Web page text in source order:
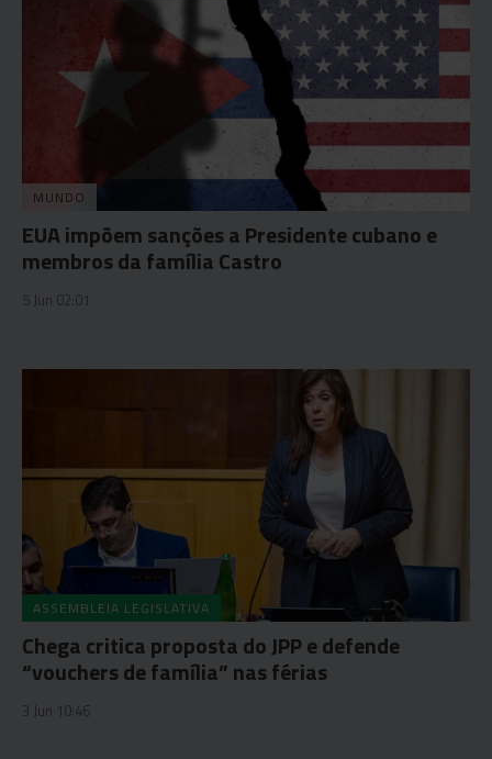
MUNDO
EUA impõem sanções a Presidente cubano e
membros da família Castro
5 Jun 02:01
ASSEMBLEIA LEGISLATIVA
Chega critica proposta do JPP e defende
“vouchers de família” nas férias
3 Jun 10:46